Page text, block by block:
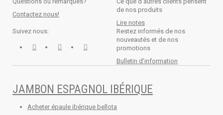
Contactez nous!
de nos produits
Lire notes
Suivez nous:
Restez informés de nos
nouveautés et de nos
promotions
Bulletin d'information
JAMBON ESPAGNOL IBÉRIQUE
Acheter épaule ibérique bellota